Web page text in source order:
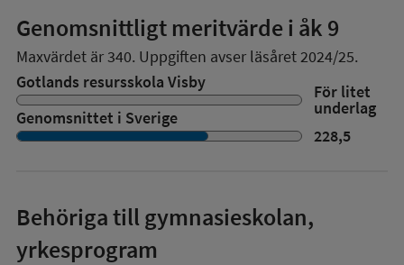
Genomsnittligt meritvärde i åk 9
Maxvärdet är 340. Uppgiften avser läsåret 2024/25.
Gotlands resursskola Visby
För litet
underlag
Genomsnittet i Sverige
228,5
Behöriga till gymnasieskolan,
yrkesprogram